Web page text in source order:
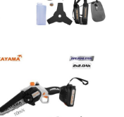
ΤΖΑΚΙΟΥ ΙΣΙΑ ΜΕ ΤΑΨΙ
(12852)
49,50€
Περισσότερα